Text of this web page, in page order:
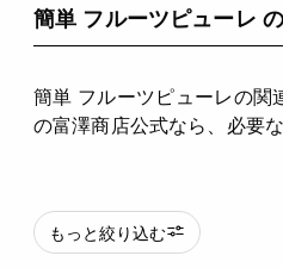
簡単 フルーツピューレ
簡単 フルーツピューレの関
の富澤商店公式なら、必要
もっと絞り込む